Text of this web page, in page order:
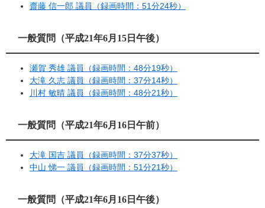
齋藤 信一郎 議員（録画時間：51分24秒）
一般質問（平成21年6月15日午後）
瀬賀 秀雄 議員（録画時間：48分19秒）
大滝 久志 議員（録画時間：37分14秒）
川村 敏晴 議員（録画時間：48分21秒）
一般質問（平成21年6月16日午前）
大滝 国吉 議員（録画時間：37分37秒）
中山 悌一 議員（録画時間：51分21秒）
一般質問（平成21年6月16日午後）